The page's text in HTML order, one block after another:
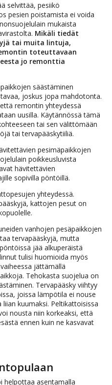
selvittää, pesiikö
pesien poistamista ei voida
mukaista
Mikäli tiedät
tai muita lintuja,
toteuttavaan
jo remonttia
säästäminen
joskus jopa mahdotonta.
remontin yhteydessä
uusilla. Käytännössä tämä
tai sen välittömään
tai tervapääskytiiliä.
pesimäpaikkojen
poikkeusluvista
hävitettävien
sopivilla pöntöillä.
yhteydessä.
kattojen pesut on
vanhojen pesäpaikkojen
tervapääskyjä, mutta
jää alkuperäistä
tulisi huomioida myös
jättämällä
Tehokasta suojelua on
Tervapääsky viihtyy
joissa lämpötila ei nouse
kuumaksi. Peltikattoisissa
nousta niin korkeaksi, että
ennen kuin ne kasvavat
helpottaa asentamalla